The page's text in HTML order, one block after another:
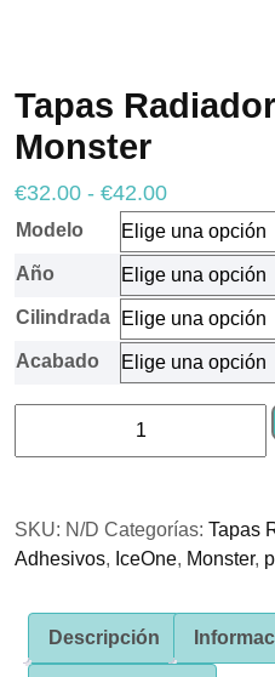
Tapas
Monster
€32.00 - €42.00Rango
de
precios:
desde
€32.00
hasta
€42.00
Modelo
Año
Cilindrada
Acabado
cantidad
SKU: N/D Categorías: Tapas
Adhesivos, IceOne, Monster,
Descripción
Necesarias
Estas
cookies no
son
opcionales.
Son
necesarias
para que
funcione la
podamos
mejorar la
funcionalidad
base a cómo
se usa la